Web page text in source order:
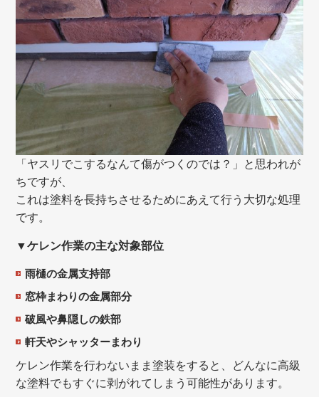
「ヤスリでこするなんて傷がつくのでは？」と思われが
ちですが、
これは塗料を長持ちさせるためにあえて行う大切な処理
です。
▼ケレン作業の主な対象部位
雨樋の金属支持部
窓枠まわりの金属部分
破風や鼻隠しの鉄部
軒天やシャッターまわり
ケレン作業を行わないまま塗装をすると、どんなに高級
な塗料でもすぐに剥がれてしまう可能性があります。